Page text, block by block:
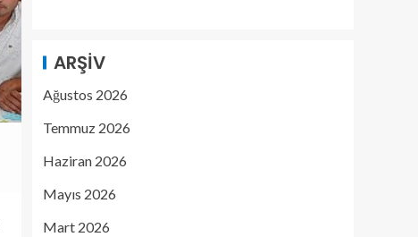
ARŞIV
Ağustos 2026
Temmuz 2026
Haziran 2026
Mayıs 2026
Mart 2026